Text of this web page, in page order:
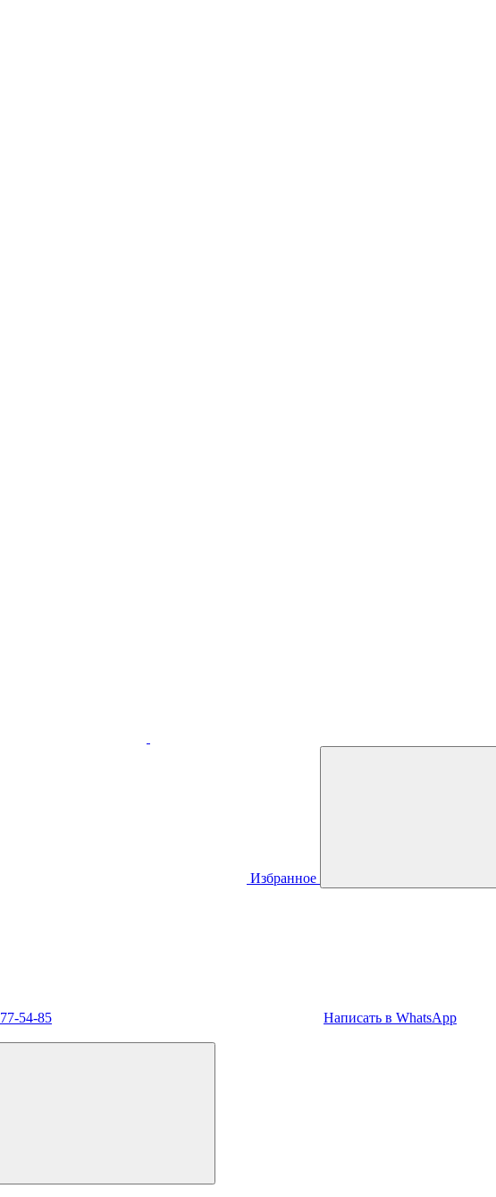
Избранное
54-85 Написать в WhatsApp